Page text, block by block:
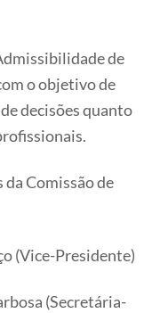
de
o objetivo de
decisões quanto
Comissão de
(Vice-Presidente)
(Secretária-